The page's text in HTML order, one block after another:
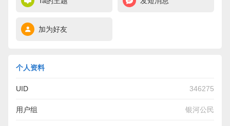
加为好友
个人资料
UID 346275
用户组 银河公民